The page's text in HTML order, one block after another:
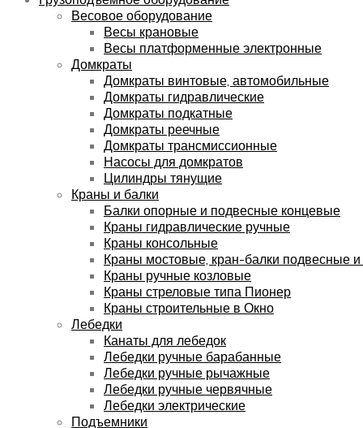
Весовое оборудование
Весы крановые
Весы платформенные электронные
Домкраты
Домкраты винтовые, автомобильные
Домкраты гидравлические
Домкраты подкатные
Домкраты реечные
Домкраты трансмиссионные
Насосы для домкратов
Цилиндры тянущие
Краны и балки
Балки опорные и подвесные концевые
Краны гидравлические ручные
Краны консольные
Краны мостовые, кран-балки подвесные
Краны ручные козловые
Краны стреловые типа Пионер
Краны строительные в Окно
Лебедки
Канаты для лебедок
Лебедки ручные барабанные
Лебедки ручные рычажные
Лебедки ручные червячные
Лебедки электрические
Подъемники